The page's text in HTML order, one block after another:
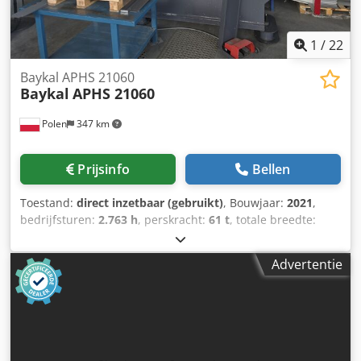
van de ram: 215 mm Chjdpfx Aozdkx Ascgoa •
Tafelbreedte: 60 mm • Vermogen hoofdmotor: 5,5 kW •
Capaciteit hydraulische olie: 140 liter Technical
Specification Bending Length 1250 mm
1 /22
Polen 347 km
Baykal APHS 21060
Baykal APHS 21060
Prijsinfo Bellen
Toestand: direct inzetbaar (gebruikt), Bouwjaar: 2021,
bedrijfsturen: 2.763 h, perskracht: 61 t, totale breedte:
2.545 mm
kg, productlengte (max.):2.100 mm, aantal assen:7, Deze
7-assige Baykal APHS 21060 kantpers is vervaardigd in
2021. Het apparaat heeft een perskracht van 60 ton en een
buiglengte van 2100 mm, waardoor het robuuste
Advertentie